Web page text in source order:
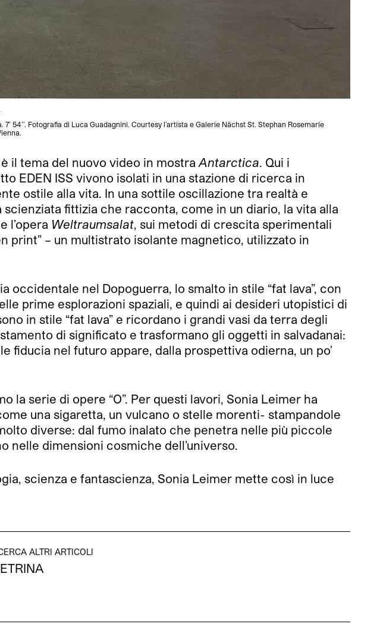
54’’. Fotografia di Luca Guadagnini. Courtesy l’artista e Galerie Nächst St. Stephan Rosemarie
il tema del nuovo video in mostra Antarctica . Qui i
EDEN ISS vivono isolati in una stazione di ricerca in
ostile alla vita. In una sottile oscillazione tra realtà e
fittizia che racconta, come in un diario, la vita alla
l’opera Weltraumsalat , sui metodi di crescita sperimentali
print” – un multistrato isolante magnetico, utilizzato in
occidentale nel Dopoguerra, lo smalto in stile “fat lava”, con
prime esplorazioni spaziali, e quindi ai desideri utopistici di
in stile “fat lava” e ricordano i grandi vasi da terra degli
di significato e trasformano gli oggetti in salvadanai:
fiducia nel futuro appare, dalla prospettiva odierna, un po’
la serie di opere “O”. Per questi lavori, Sonia Leimer ha
una sigaretta, un vulcano o stelle morenti- stampandole
diverse: dal fumo inalato che penetra nelle più piccole
nelle dimensioni cosmiche dell’universo.
scienza e fantascienza, Sonia Leimer mette così in luce
ALTRI ARTICOLI